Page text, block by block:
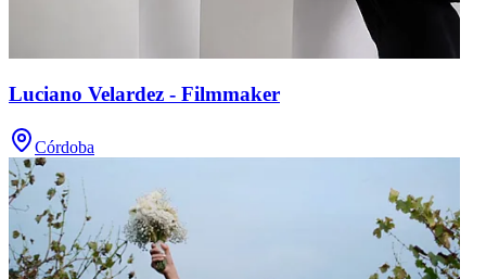
Luciano Velardez - Filmmaker
Córdoba